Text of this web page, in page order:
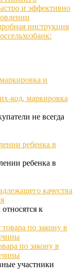
и эффективно
инструкция
код, маркировка
не всегда
ребенка в
ребенка в
качества
к
по закону в
участники